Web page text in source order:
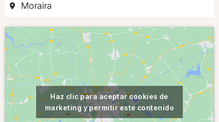
Moraira
Haz clic para aceptar cookies de
marketing y permitir este contenido